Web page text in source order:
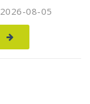
2026-08-05